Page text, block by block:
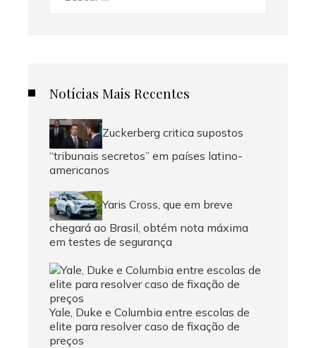
Notícias Mais Recentes
Zuckerberg critica supostos
“tribunais secretos” em países latino-
americanos
Yaris Cross, que em breve
chegará ao Brasil, obtém nota máxima
em testes de segurança
Yale, Duke e Columbia entre escolas de
elite para resolver caso de fixação de
preços